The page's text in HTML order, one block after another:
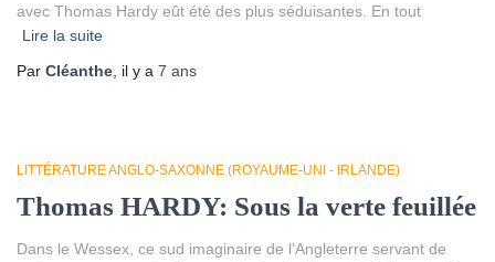
avec Thomas Hardy eût été des plus séduisantes. En tout
Lire la suite
Par Cléanthe , il y a 7 ans
LITTÉRATURE ANGLO-SAXONNE (ROYAUME-UNI - IRLANDE)
Thomas HARDY: Sous la verte feuillée
Dans le Wessex, ce sud imaginaire de l’Angleterre servant de